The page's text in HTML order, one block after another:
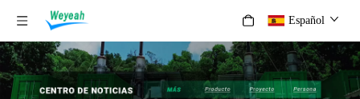
Español